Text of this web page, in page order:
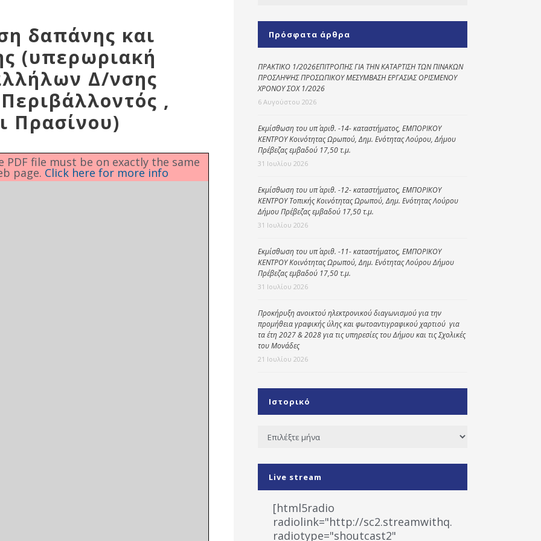
Kοινωνικό
φαρμακείο
Πρόγραμμα
Φροντίδας
Ηλικιωμένων
(Κ.Η.Φ.Η.) Πρέβεζας
δαπάνης και
(υπερωριακή
Δ/νσης
,
Πρασίνου)
file must be on exactly the same
page. Click here for more info
Πρόσφατα άρθρα
ΠΡΑΚΤΙΚΟ 1/2026ΕΠΙΤΡΟΠΗΣ ΓΙΑ ΤΗΝ ΚΑΤΑΡΤΙΣΗ ΤΩΝ ΠΙΝΑΚΩΝ
ΠΡΟΣΛΗΨΗΣ ΠΡΟΣΩΠΙΚΟΥ ΜΕΣΥΜΒΑΣΗ ΕΡΓΑΣΙΑΣ ΟΡΙΣΜΕΝΟΥ
ΧΡΟΝΟΥ ΣΟΧ 1/2026
6 Αυγούστου 2026
Εκμίσθωση του υπ΄ αριθ. -14- καταστήματος, ΕΜΠΟΡΙΚΟΥ
ΚΕΝΤΡΟΥ Κοινότητας Ωρωπού, Δημ. Ενότητας Λούρου, Δήμου
Πρέβεζας εμβαδού 17,50 τ.μ.
31 Ιουλίου 2026
Εκμίσθωση του υπ΄ αριθ. -12- καταστήματος, ΕΜΠΟΡΙΚΟΥ
ΚΕΝΤΡΟΥ Τοπικής Κοινότητας Ωρωπού, Δημ. Ενότητας Λούρου
Δήμου Πρέβεζας εμβαδού 17,50 τ.μ.
31 Ιουλίου 2026
Εκμίσθωση του υπ΄ αριθ. -11- καταστήματος, ΕΜΠΟΡΙΚΟΥ
ΚΕΝΤΡΟΥ Κοινότητας Ωρωπού, Δημ. Ενότητας Λούρου Δήμου
Πρέβεζας εμβαδού 17,50 τ.μ.
31 Ιουλίου 2026
Προκήρυξη ανοικτού ηλεκτρονικού διαγωνισμού για την
προμήθεια γραφικής ύλης και φωτοαντιγραφικού χαρτιού για
τα έτη 2027 & 2028 για τις υπηρεσίες του Δήμου και τις Σχολικές
του Μονάδες
21 Ιουλίου 2026
Ιστορικό
Ιστορικό
Live stream
[html5radio
radiolink="http://sc2.streamwithq.com:8028/
radiotype="shoutcast2"